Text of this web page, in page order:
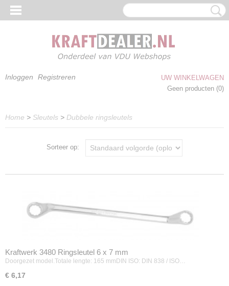
Inloggen Registreren
UW WINKELWAGEN
Geen producten (0)
Home > Sleutels > Dubbele ringsleutels
Sorteer op:
Kraftwerk 3480 Ringsleutel 6 x 7 mm
Doorgezet model.Totale lengte: 165 mmDIN ISO: DIN 838 / ISO…
€ 6,17